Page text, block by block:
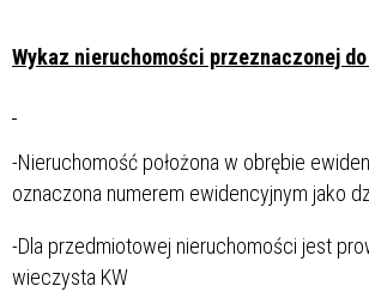
Wykaz nieruchomości przeznaczonej
-Nieruchomość położona w obrębie
oznaczona numerem ewidencyjnym jako
-Dla przedmiotowej nieruchomości jest
wieczysta KW